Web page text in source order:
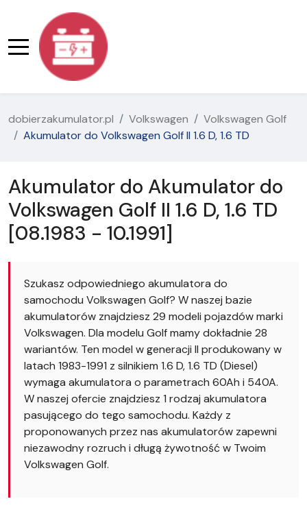
dobierzakumulator.pl Volkswagen
Volkswagen Golf
Akumulator do Volkswagen Golf II 1.6 D, 1.6 TD
Akumulator do Akumulator do
Volkswagen Golf II 1.6 D, 1.6 TD
[08.1983 - 10.1991]
Szukasz odpowiedniego akumulatora do
samochodu Volkswagen Golf? W naszej bazie
akumulatorów znajdziesz 29 modeli pojazdów marki
Volkswagen. Dla modelu Golf mamy dokładnie 28
wariantów. Ten model w generacji II produkowany w
latach 1983-1991 z silnikiem 1.6 D, 1.6 TD (Diesel)
wymaga akumulatora o parametrach 60Ah i 540A.
W naszej ofercie znajdziesz 1 rodzaj akumulatora
pasującego do tego samochodu. Każdy z
proponowanych przez nas akumulatorów zapewni
niezawodny rozruch i długą żywotność w Twoim
Volkswagen Golf.